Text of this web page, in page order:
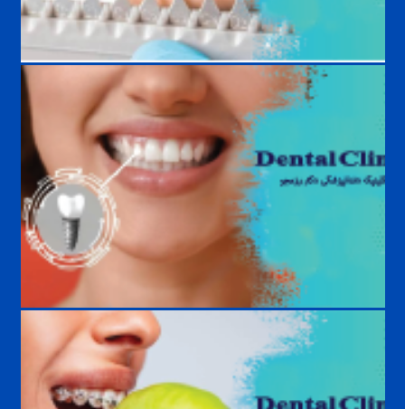
بهترین رنگ لمینت دندان چیست؟ راهنمای انتخاب طبیعی‌ترین و زیباترین
رنگ
مراقبت‌های بعد از ایمپلنت دندان | راهنمای کامل افزایش عمر ایمپلنت